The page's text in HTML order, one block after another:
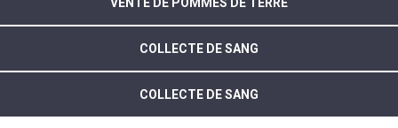
COLLECTE DE SANG
COLLECTE DE SANG